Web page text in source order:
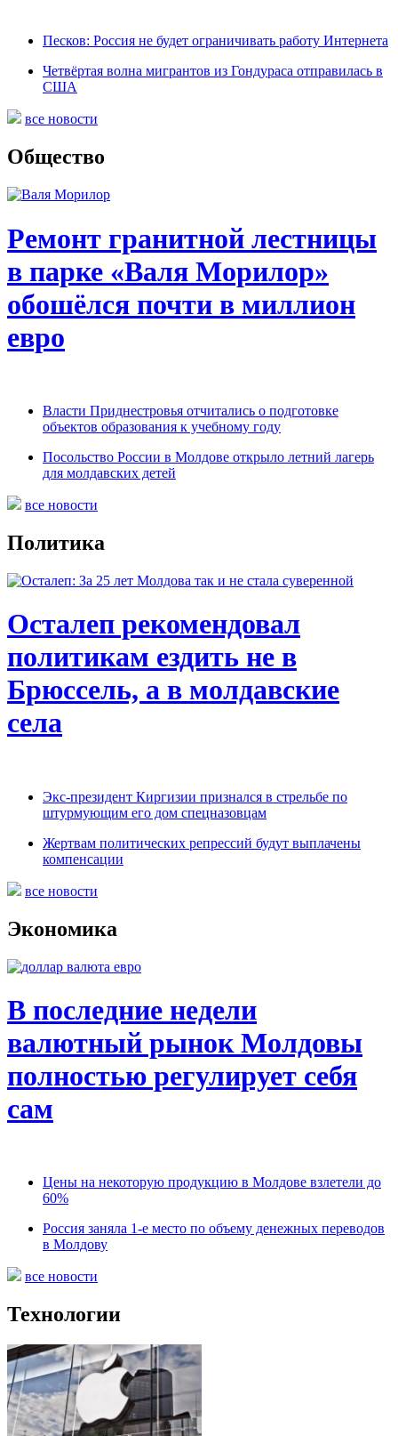
Песков: Россия не будет ограничивать работу Интернета
Четвёртая волна мигрантов из Гондураса отправилась в
США
все новости
Общество
Ремонт гранитной лестницы
в парке «Валя Морилор»
обошёлся почти в миллион
евро
Власти Приднестровья отчитались о подготовке
объектов образования к учебному году
Посольство России в Молдове открыло летний лагерь
для молдавских детей
все новости
Политика
Осталеп рекомендовал
политикам ездить не в
Брюссель, а в молдавские
села
Экс-президент Киргизии признался в стрельбе по
штурмующим его дом спецназовцам
Жертвам политических репрессий будут выплачены
компенсации
все новости
Экономика
В последние недели
валютный рынок Молдовы
полностью регулирует себя
сам
Цены на некоторую продукцию в Молдове взлетели до
60%
Россия заняла 1-е место по объему денежных переводов
в Молдову
все новости
Технологии